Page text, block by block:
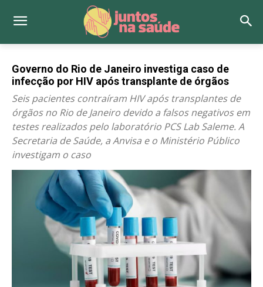
Governo do Rio de Janeiro investiga caso de
infecção por HIV após transplante de órgãos
Seis pacientes contraíram HIV após transplantes de
órgãos no Rio de Janeiro devido a falsos negativos em
testes realizados pelo laboratório PCS Lab Saleme. A
Secretaria de Saúde, a Anvisa e o Ministério Público
investigam o caso